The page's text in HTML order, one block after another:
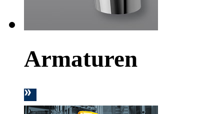
Armaturen